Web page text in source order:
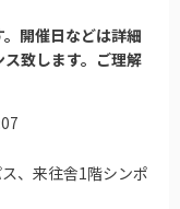
。開催日などは詳細
致します。ご理解
、来往舎1階シンポ